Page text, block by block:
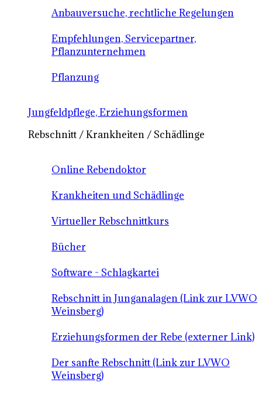
Anbauversuche, rechtliche Regelungen
Empfehlungen, Servicepartner,
Pflanzunternehmen
Pflanzung
Jungfeldpflege, Erziehungsformen
Rebschnitt / Krankheiten / Schädlinge
Online Rebendoktor
Krankheiten und Schädlinge
Virtueller Rebschnittkurs
Bücher
Software - Schlagkartei
Rebschnitt in Junganalagen (Link zur LVWO
Weinsberg)
Erziehungsformen der Rebe (externer Link)
Der sanfte Rebschnitt (Link zur LVWO
Weinsberg)